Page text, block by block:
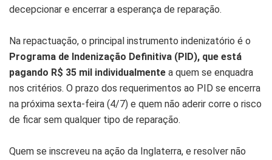
decepcionar e encerrar a esperança de reparação.
Na repactuação, o principal instrumento indenizatório é o
Programa de Indenização Definitiva (PID), que está
pagando R$ 35 mil individualmente a quem se enquadra
nos critérios. O prazo dos requerimentos ao PID se encerra
na próxima sexta-feira (4/7) e quem não aderir corre o risco
de ficar sem qualquer tipo de reparação.
Quem se inscreveu na ação da Inglaterra, e resolver não